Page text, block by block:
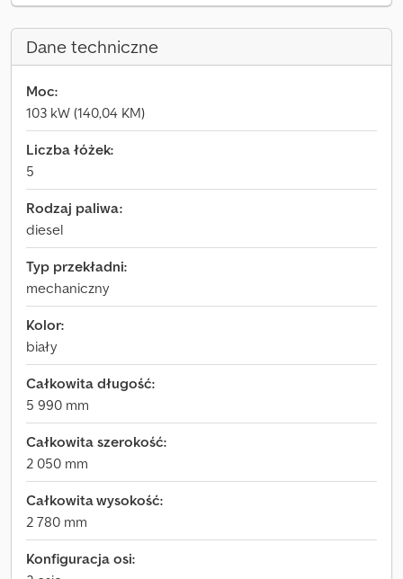
Dane techniczne
Moc:
103 kW (140,04 KM)
Liczba łóżek:
5
Rodzaj paliwa:
diesel
Typ przekładni:
mechaniczny
Kolor:
biały
Całkowita długość:
5 990 mm
Całkowita szerokość:
2 050 mm
Całkowita wysokość:
2 780 mm
Konfiguracja osi: